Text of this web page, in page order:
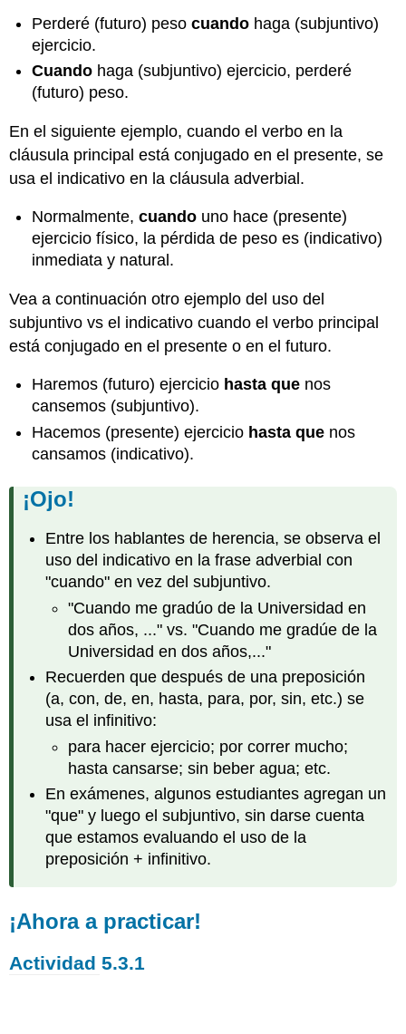
Perderé (futuro) pesocuando haga (subjuntivo)
ejercicio.
Cuando haga (subjuntivo) ejercicio, perderé
(futuro) peso.
En el siguiente ejemplo, cuando el verbo en la
cláusula principal está conjugado en el presente, se
usa el indicativo en la cláusula adverbial.
Normalmente,cuando uno hace (presente)
ejercicio físico, la pérdida de peso es (indicativo)
inmediata y natural.
Vea a continuación otro ejemplo del uso del
subjuntivo vs el indicativo cuando el verbo principal
está conjugado en el presente o en el futuro.
Haremos (futuro) ejercicio hasta que nos
cansemos (subjuntivo).
Hacemos (presente) ejercicio hasta que nos
cansamos (indicativo).
¡Ojo!
Entre los hablantes de herencia, se observa el
uso del indicativo en la frase adverbial con
"cuando" en vez del subjuntivo.
"Cuando me gradúo de la Universidad en
dos años, ..." vs. "Cuando me gradúe de la
Universidad en dos años,..."
Recuerden que después de una preposición
(a, con, de, en, hasta, para, por, sin, etc.) se
usa el infinitivo:
para hacer ejercicio; por correr mucho;
hasta cansarse; sin beber agua; etc.
En exámenes, algunos estudiantes agregan un
"que" y luego el subjuntivo, sin darse cuenta
que estamos evaluando el uso de la
preposición + infinitivo.
¡Ahora a practicar!
Actividad 5.3.1